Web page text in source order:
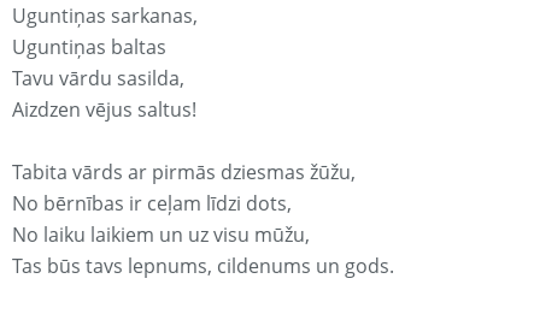
Uguntiņas sarkanas,
Uguntiņas baltas
Tavu vārdu sasilda,
Aizdzen vējus saltus!
Tabita vārds ar pirmās dziesmas žūžu,
No bērnības ir ceļam līdzi dots,
No laiku laikiem un uz visu mūžu,
Tas būs tavs lepnums, cildenums un gods.